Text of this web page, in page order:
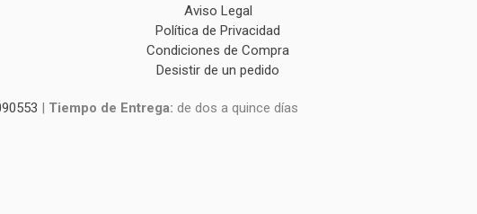
Aviso Legal
Política de Privacidad
Condiciones de Compra
Desistir de un pedido
| Tiempo de Entrega: de dos a quince días